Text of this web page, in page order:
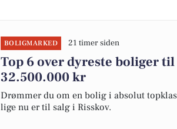
BOLIGMARKED 21 timer siden
Top 6 over dyreste boliger
32.500.000 kr
Drømmer du om en bolig i absolut
lige nu er til salg i Risskov.